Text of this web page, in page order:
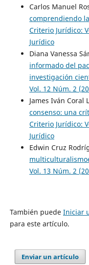
Carlos Manuel
comprendiendo
Criterio Jurídico:
Jurídico
Diana Vanessa
informado del
investigación
Vol. 12 Núm. 2
James Iván Coral
consenso: una
Criterio Jurídico:
Jurídico
Edwin Cruz
Vol. 13 Núm. 2
También puede Iniciar
para este artículo.
Enviar un artículo